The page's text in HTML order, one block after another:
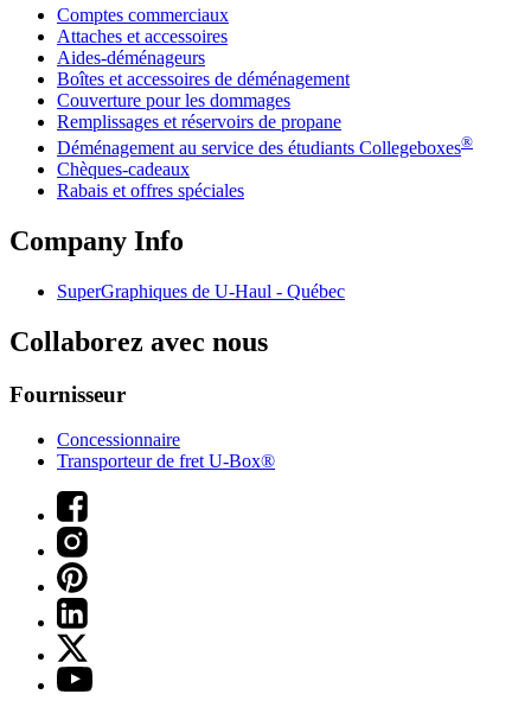
Comptes commerciaux
Attaches et accessoires
Aides-déménageurs
Boîtes et accessoires de déménagement
Couverture pour les dommages
Remplissages et réservoirs de propane
Déménagement au service des étudiants Collegeboxes®
Chèques-cadeaux
Rabais et offres spéciales
Company Info
SuperGraphiques de U-Haul - Québec
Collaborez avec nous
Fournisseur
Concessionnaire
Transporteur de fret U-Box®